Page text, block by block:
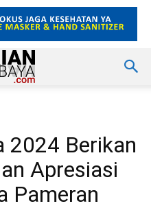
2024 Berikan
Apresiasi
Pameran